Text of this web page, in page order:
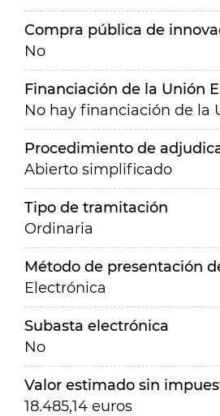
Compra pública de
No
Financiación de la Unión
No hay financiación de la
Procedimiento de
Abierto simplificado
Tipo de tramitación
Ordinaria
Método de presentación
Electrónica
Subasta electrónica
No
Valor estimado sin
18.485,14 euros